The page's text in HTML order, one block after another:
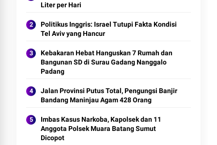
Liter per Hari
Politikus Inggris: Israel Tutupi Fakta Kondisi
Tel Aviv yang Hancur
Kebakaran Hebat Hanguskan 7 Rumah dan
Bangunan SD di Surau Gadang Nanggalo
Padang
Jalan Provinsi Putus Total, Pengungsi Banjir
Bandang Maninjau Agam 428 Orang
Imbas Kasus Narkoba, Kapolsek dan 11
Anggota Polsek Muara Batang Sumut
Dicopot